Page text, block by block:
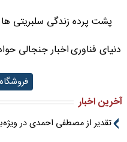
پشت پرده زندگی سلبریتی ها
دنیای فناوریاخبار جنجالی
آخرین اخبار
تقدیر از مصطفی احمدی در